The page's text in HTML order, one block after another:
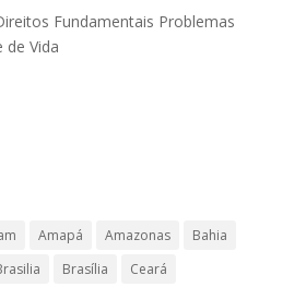
Fundamentais Problemas
de Vida
Amapá Amazonas
Bahia
Brasília
Ceará